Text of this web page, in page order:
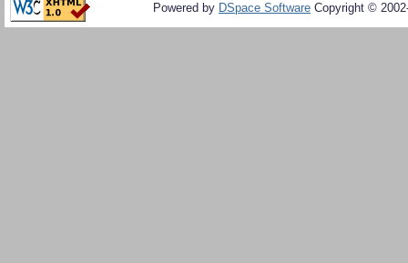
Powered by DSpace Software Copyright ©